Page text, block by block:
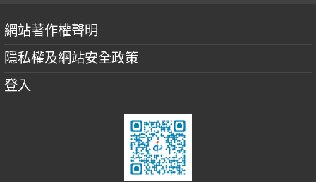
網站著作權聲明
隱私權及網站安全政策
登入